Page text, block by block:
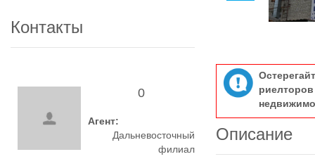
Контакты
0
Агент:
Дальневосточный
филиал
Описание